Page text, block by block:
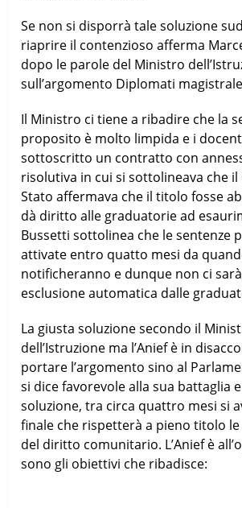
Se non si disporrà tale soluzione
riaprire il contenzioso afferma
dopo le parole del Ministro
sull’argomento Diplomati
Il Ministro ci tiene a ribadire che la
proposito è molto limpida e i
sottoscritto un contratto con
risolutiva in cui si sottolineava che il
Stato affermava che il titolo fosse
dà diritto alle graduatorie ad
Bussetti sottolinea che le sentenze
attivate entro quatto mesi da
notificheranno e dunque non ci
esclusione automatica dalle
La giusta soluzione secondo il
dell’Istruzione ma l’Anief è in
portare l’argomento sino al
si dice favorevole alla sua battaglia
soluzione, tra circa quattro mesi si
finale che rispetterà a pieno titolo
del diritto comunitario. L’Anief è
sono gli obiettivi che ribadisce: